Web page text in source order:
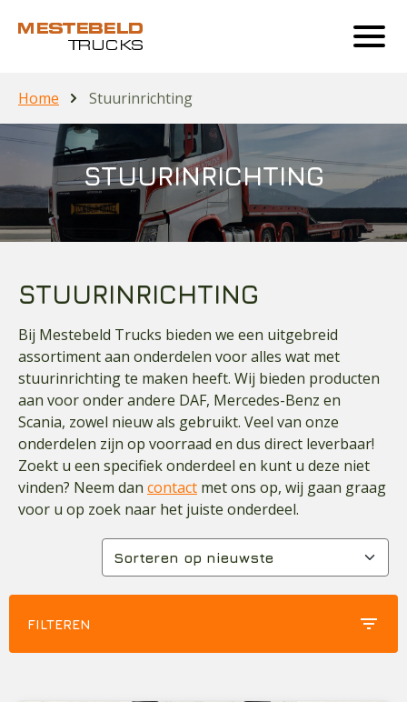
Home Stuurinrichting
STUURINRICHTING
STUURINRICHTING
Bij Mestebeld Trucks bieden we een uitgebreid
assortiment aan onderdelen voor alles wat met
stuurinrichting te maken heeft. Wij bieden producten
aan voor onder andere DAF, Mercedes-Benz en
Scania, zowel nieuw als gebruikt. Veel van onze
onderdelen zijn op voorraad en dus direct leverbaar!
Zoekt u een specifiek onderdeel en kunt u deze niet
vinden? Neem dan contact met ons op, wij gaan graag
voor u op zoek naar het juiste onderdeel.
FILTEREN filter_list